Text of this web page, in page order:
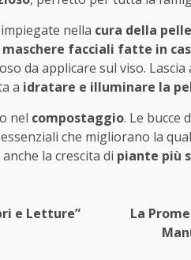
nella cura della pelle
maschere facciali fatte in
da applicare sul viso.
a idratare e illuminare la
nel compostaggio. Le bucce
che migliorano la
la crescita di piante più
e Letture”
La